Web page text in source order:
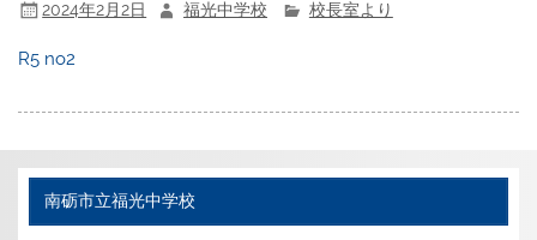
2024年2月2日 福光中学校 校長室より
R5 no2
南砺市立福光中学校